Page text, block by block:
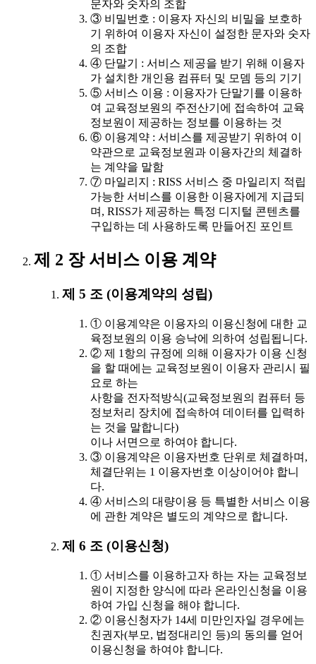
문자와 숫자의 조합
③ 비밀번호 : 이용자 자신의 비밀을 보호하
기 위하여 이용자 자신이 설정한 문자와 숫자
의 조합
④ 단말기 : 서비스 제공을 받기 위해 이용자
가 설치한 개인용 컴퓨터 및 모뎀 등의 기기
⑤ 서비스 이용 : 이용자가 단말기를 이용하
여 교육정보원의 주전산기에 접속하여 교육
정보원이 제공하는 정보를 이용하는 것
⑥ 이용계약 : 서비스를 제공받기 위하여 이
약관으로 교육정보원과 이용자간의 체결하
는 계약을 말함
⑦ 마일리지 : RISS 서비스 중 마일리지 적립
가능한 서비스를 이용한 이용자에게 지급되
며, RISS가 제공하는 특정 디지털 콘텐츠를
구입하는 데 사용하도록 만들어진 포인트
제 2 장 서비스 이용 계약
제 5 조 (이용계약의 성립)
① 이용계약은 이용자의 이용신청에 대한 교
육정보원의 이용 승낙에 의하여 성립됩니다.
② 제 1항의 규정에 의해 이용자가 이용 신청
을 할 때에는 교육정보원이 이용자 관리시 필
요로 하는
사항을 전자적방식(교육정보원의 컴퓨터 등
정보처리 장치에 접속하여 데이터를 입력하
는 것을 말합니다)
이나 서면으로 하여야 합니다.
③ 이용계약은 이용자번호 단위로 체결하며,
체결단위는 1 이용자번호 이상이어야 합니
다.
④ 서비스의 대량이용 등 특별한 서비스 이용
에 관한 계약은 별도의 계약으로 합니다.
제 6 조 (이용신청)
① 서비스를 이용하고자 하는 자는 교육정보
원이 지정한 양식에 따라 온라인신청을 이용
하여 가입 신청을 해야 합니다.
② 이용신청자가 14세 미만인자일 경우에는
친권자(부모, 법정대리인 등)의 동의를 얻어
이용신청을 하여야 합니다.